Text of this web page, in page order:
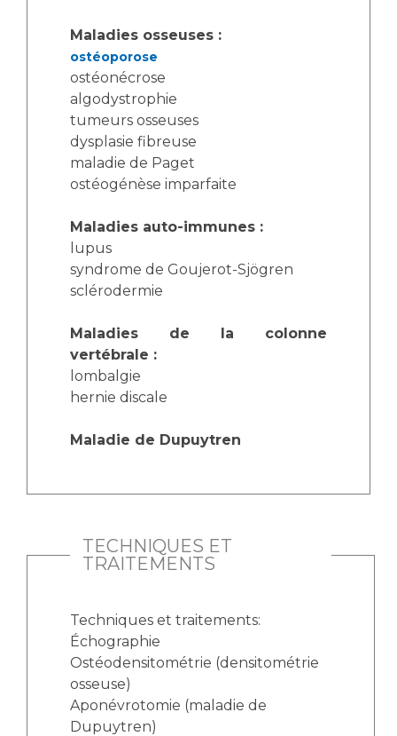
Maladies osseuses :
ostéoporose
ostéonécrose
algodystrophie
tumeurs osseuses
dysplasie fibreuse
maladie de Paget
ostéogénèse imparfaite
Maladies auto-immunes :
lupus
syndrome de Goujerot-Sjögren
sclérodermie
Maladies de la colonne
vertébrale :
lombalgie
hernie discale
Maladie de Dupuytren
TECHNIQUES ET
TRAITEMENTS
Techniques et traitements:
Échographie
Ostéodensitométrie (densitométrie
osseuse)
Aponévrotomie (maladie de
Dupuytren)